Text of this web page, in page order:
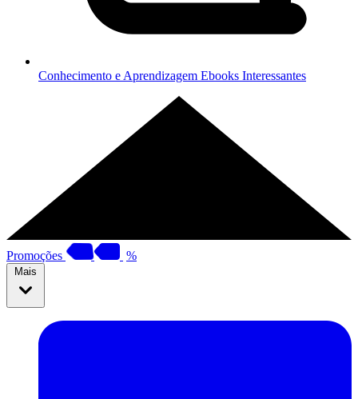
Conhecimento e Aprendizagem Ebooks Interessantes
Promoções %
Mais